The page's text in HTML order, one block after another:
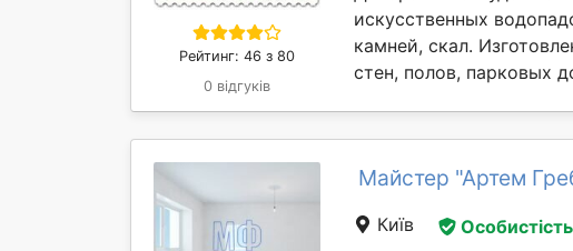
Рейтинг: 46 з 80
0 відгуків
искусственных
камней, скал.
стен, полов, парковых
Майстер "Артем
Київ